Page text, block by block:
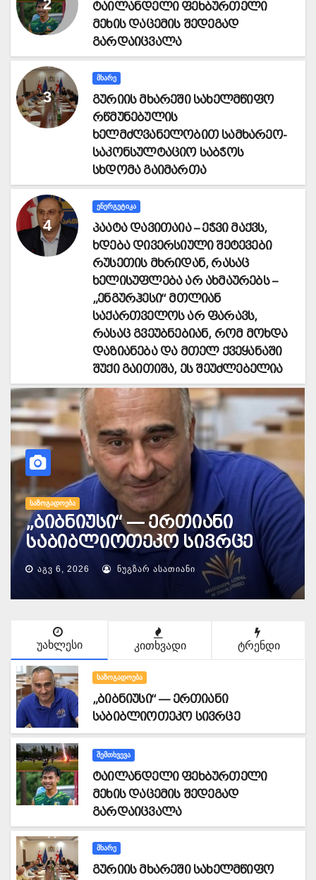
ტაილანდელი ფეხბურთელი
მეხის დაცემის შედეგად
გარდაიცვალა
ᲛᲮᲐᲠᲔ
გურიის მხარეში სახელმწიფო
რწმუნებულის
ხელმძღვანელობით სამხარეო-
საკონსულტაციო საბჭოს
სხდომა გაიმართა
ᲔᲜᲔᲠᲒᲔᲢᲘᲙᲐ
პაატა დავითაია – ეჭვი მაქვს,
ხდება დივერსიული შეტევები
რუსეთის მხრიდან, რასაც
ხელისუფლება არ ახმაურებს –
„ენგურჰესი“ მთლიან
საქართველოს არ ფარავს,
რასაც გვეუბნებიან, რომ მოხდა
დაზიანება და მთელ ქვეყანაში
შუქი გაითიშა, ეს შეუძლებელია
ᲨᲔᲛᲗᲮᲕᲔᲕᲐ
ტაილანდელი
ფეხბურთელი მეხის
დაცემის შედეგად
გარდაიცვალა
ᲐᲒᲕ 6, 2026 ᲜᲣᲒᲖᲐᲠ ᲐᲡᲐᲗᲘᲐᲜᲘ
უახლესი კითხვადი ტრენდი
ᲡᲐᲖᲝᲒᲐᲓᲝᲔᲑᲐ
„ბიბნიუსი“ — ერთიანი
საბიბლიოთეკო სივრცე
ᲨᲔᲛᲗᲮᲕᲔᲕᲐ
ტაილანდელი ფეხბურთელი
მეხის დაცემის შედეგად
გარდაიცვალა
ᲛᲮᲐᲠᲔ
გურიის მხარეში სახელმწიფო